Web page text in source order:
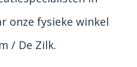
onze fysieke winkel
/ De Zilk.